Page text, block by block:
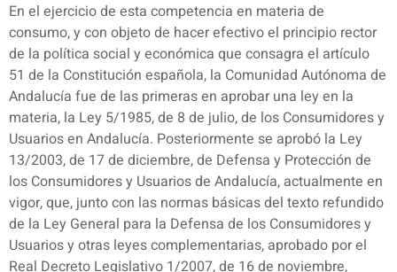
En el ejercicio de esta competencia en materia de
consumo, y con objeto de hacer efectivo el principio rector
de la política social y económica que consagra el artículo
51 de la Constitución española, la Comunidad Autónoma de
Andalucía fue de las primeras en aprobar una ley en la
materia, la Ley 5/1985, de 8 de julio, de los Consumidores y
Usuarios en Andalucía. Posteriormente se aprobó la Ley
13/2003, de 17 de diciembre, de Defensa y Protección de
los Consumidores y Usuarios de Andalucía, actualmente en
vigor, que, junto con las normas básicas del texto refundido
de la Ley General para la Defensa de los Consumidores y
Usuarios y otras leyes complementarias, aprobado por el
Real Decreto Legislativo 1/2007, de 16 de noviembre,